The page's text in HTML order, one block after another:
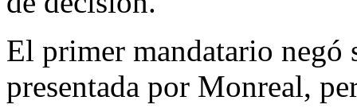
El primer mandatario
presentada por Monreal,